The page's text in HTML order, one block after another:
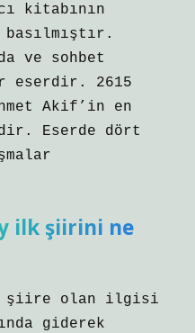
kitabının
ve sohbet
eserdir. 2615
Akif’in en
Eserde dört
ilk şiirini ne
şiire olan ilgisi
giderek